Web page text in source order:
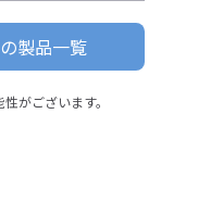
製品一覧
がございます。